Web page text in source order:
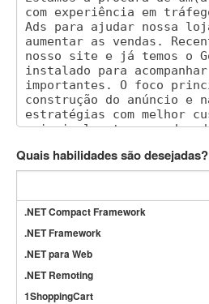
Quais habilidades são desejadas?
.NET Compact Framework
.NET Framework
.NET para Web
.NET Remoting
1ShoppingCart